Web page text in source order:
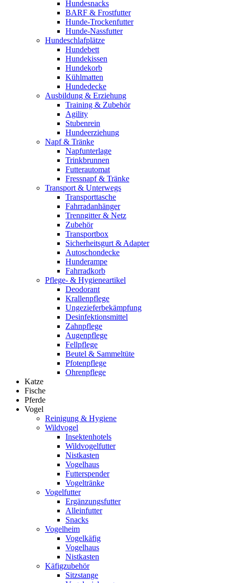
Hundesnacks
BARF & Frostfutter
Hunde-Trockenfutter
Hunde-Nassfutter
Hundeschlafplätze
Hundebett
Hundekissen
Hundekorb
Kühlmatten
Hundedecke
Ausbildung & Erziehung
Training & Zubehör
Agility
Stubenrein
Hundeerziehung
Napf & Tränke
Napfunterlage
Trinkbrunnen
Futterautomat
Fressnapf & Tränke
Transport & Unterwegs
Transporttasche
Fahrradanhänger
Trenngitter & Netz
Zubehör
Transportbox
Sicherheitsgurt & Adapter
Autoschondecke
Hunderampe
Fahrradkorb
Pflege- & Hygieneartikel
Deodorant
Krallenpflege
Ungezieferbekämpfung
Desinfektionsmittel
Zahnpflege
Augenpflege
Fellpflege
Beutel & Sammeltüte
Pfotenpflege
Ohrenpflege
Katze
Fische
Pferde
Vogel
Reinigung & Hygiene
Wildvogel
Insektenhotels
Wildvogelfutter
Nistkasten
Vogelhaus
Futterspender
Vogeltränke
Vogelfutter
Ergänzungsfutter
Alleinfutter
Snacks
Vogelheim
Vogelkäfig
Vogelhaus
Nistkasten
Käfigzubehör
Sitzstange